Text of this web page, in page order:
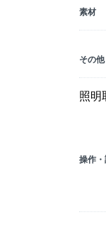
素材
その他
照明
操作